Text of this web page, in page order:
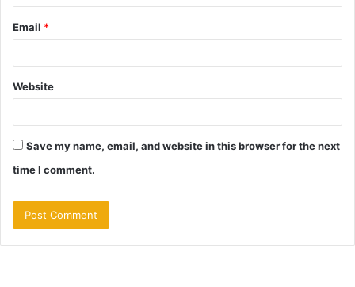
Email *
Website
Save my name, email, and website in this browser for the next
time I comment.